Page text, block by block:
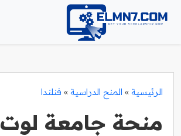
الرئيسية » المنح الدراسية » فنلندا
منحة جامعة لوت